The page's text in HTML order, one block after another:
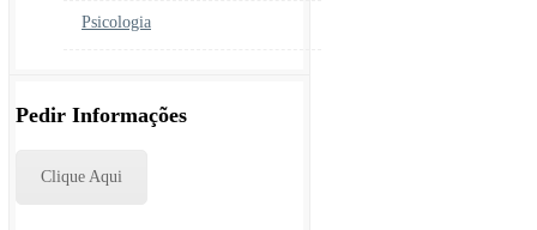
Psicologia
Pedir Informações
Clique Aqui